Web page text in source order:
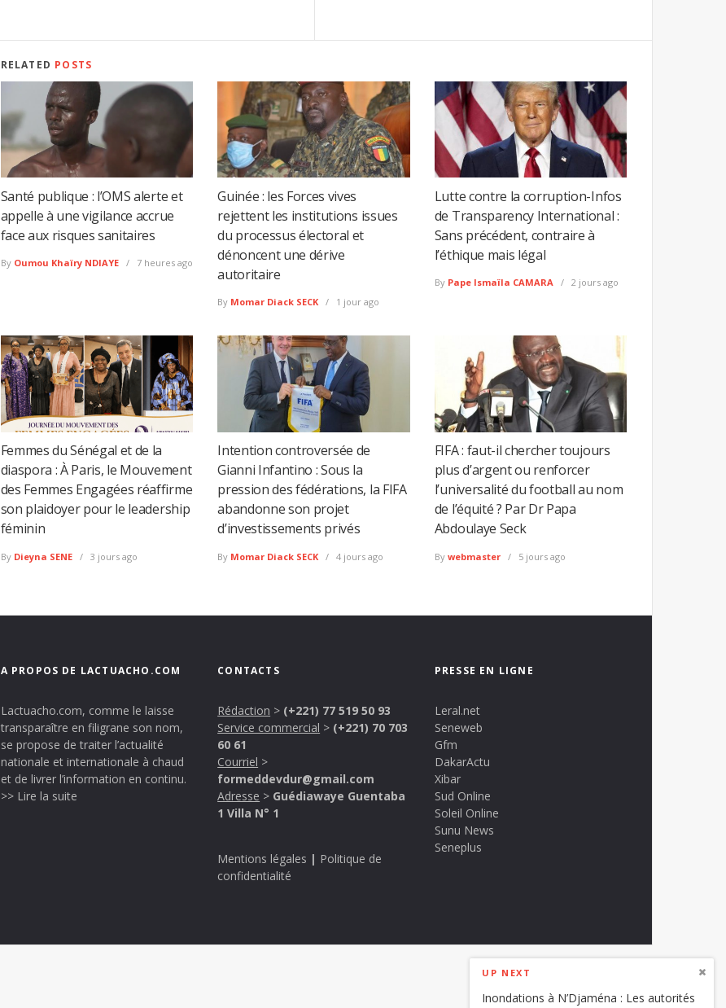
UP NEXT
Inondations à N’Djaména : Les autorités
RELATED POSTS
Santé publique : l’OMS alerte et
appelle à une vigilance accrue
face aux risques sanitaires
By Oumou Khaïry NDIAYE 7 heures ago
Guinée : les Forces vives
rejettent les institutions issues
du processus électoral et
dénoncent une dérive
autoritaire
By Momar Diack SECK 1 jour ago
Lutte contre la corruption-Infos
de Transparency International :
Sans précédent, contraire à
l’éthique mais légal
By Pape Ismaïla CAMARA 2 jours ago
Femmes du Sénégal et de la
diaspora : À Paris, le Mouvement
des Femmes Engagées réaffirme
son plaidoyer pour le leadership
féminin
By Dieyna SENE 3 jours ago
Intention controversée de
Gianni Infantino : Sous la
pression des fédérations, la FIFA
abandonne son projet
d’investissements privés
By Momar Diack SECK 4 jours ago
FIFA : faut-il chercher toujours
plus d’argent ou renforcer
l’universalité du football au nom
de l’équité ? Par Dr Papa
Abdoulaye Seck
By webmaster 5 jours ago
A PROPOS DE LACTUACHO.COM
Lactuacho.com, comme le laisse
transparaître en filigrane son nom,
se propose de traiter l’actualité
nationale et internationale à chaud
et de livrer l’information en continu.
>> Lire la suite
CONTACTS
Rédaction > (+221) 77 519 50 93
Service commercial > (+221) 70 703
60 61
Courriel >
formeddevdur@gmail.com
Adresse > Guédiawaye Guentaba
1 Villa N° 1
Mentions légales | Politique de
confidentialité
PRESSE EN LIGNE
Leral.net
Seneweb
Gfm
DakarActu
Xibar
Sud Online
Soleil Online
Sunu News
Seneplus